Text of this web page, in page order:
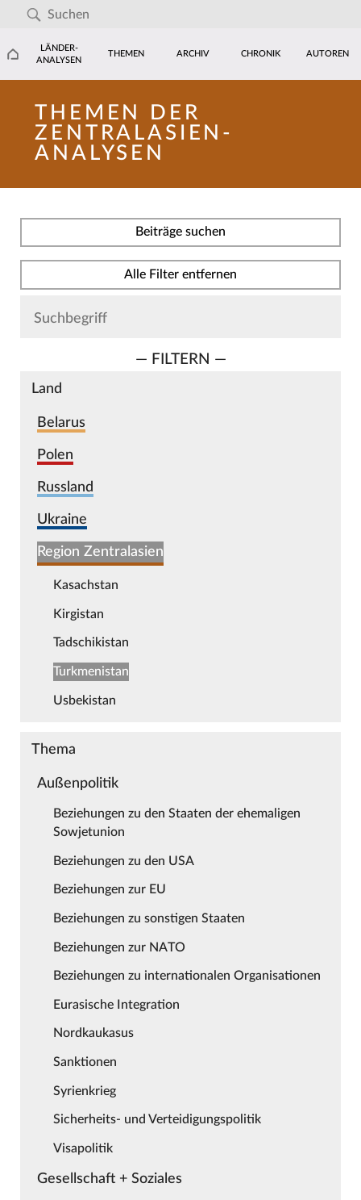
LÄNDER-
ANALYSEN
THEMEN ARCHIV CHRONIK AUTOREN
THEMEN DER
ZENTRALASIEN-
ANALYSEN
Beiträge suchen
Alle Filter entfernen
— FILTERN —
Land
Belarus
Polen
Russland
Ukraine
Region Zentralasien
Kasachstan
Kirgistan
Tadschikistan
Turkmenistan
Usbekistan
Thema
Außenpolitik
Beziehungen zu den Staaten der ehemaligen
Sowjetunion
Beziehungen zu den USA
Beziehungen zur EU
Beziehungen zu sonstigen Staaten
Beziehungen zur NATO
Beziehungen zu internationalen Organisationen
Eurasische Integration
Nordkaukasus
Sanktionen
Syrienkrieg
Sicherheits- und Verteidigungspolitik
Visapolitik
Gesellschaft + Soziales